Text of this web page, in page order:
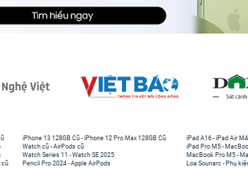
cũ
iPhone 13 128GB Cũ -iPhone 12 Pro Max 128GB Cũ
Watch cũ -AirPods cũ
Watch Series 11 -Watch SE 2025
Pencil Pro 2024 -Apple AirPods
iPad A16 -iPad Air M4
iPad Pro M5 -
MacBook Pro M5 -
Loa Sounarc - Phụ